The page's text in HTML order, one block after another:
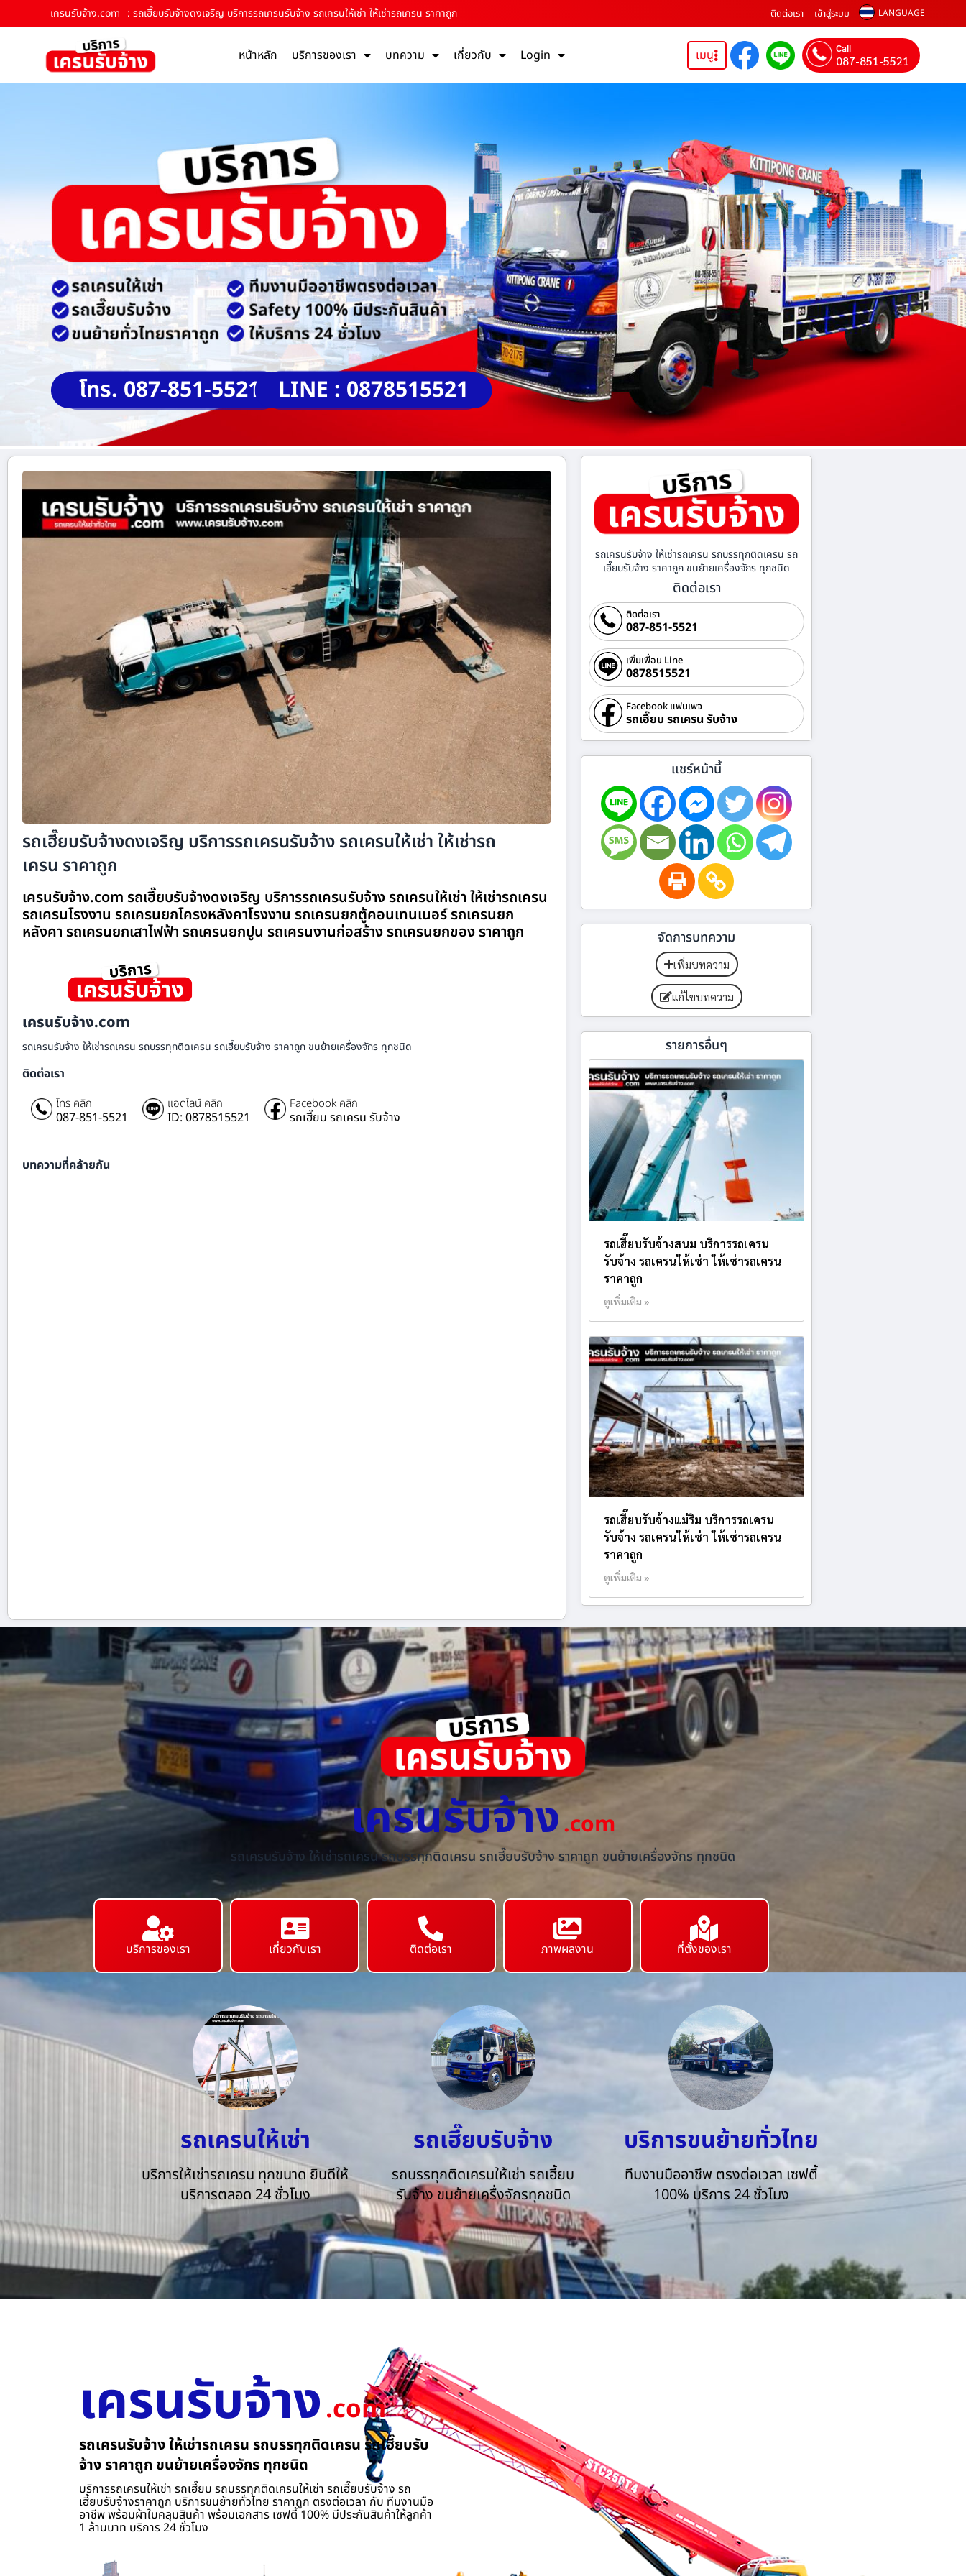
เครนรับจ้าง.com : รถเฮี๊ยบรับจ้างดงเจริญ บริการรถเครนรับจ้าง รถเครนให้เช่า ให้เช่ารถเครน ราคาถูก ติดต่อเรา เข้าสู่ระบบ LANGUAGE
หน้าหลัก บริการของเรา บทความ เกี่ยวกับ Login เมนู Call
087-851-5521
โทร. 087-851-5521 LINE : 0878515521
รถเฮี๊ยบรับจ้างดงเจริญ บริการรถเครนรับจ้าง รถเครนให้เช่า ให้เช่ารถ
เครน ราคาถูก
เครนรับจ้าง.com รถเฮี๊ยบรับจ้างดงเจริญ บริการรถเครนรับจ้าง รถเครนให้เช่า ให้เช่ารถเครน
รถเครนโรงงาน รถเครนยกโครงหลังคาโรงงาน รถเครนยกตู้คอนเทนเนอร์ รถเครนยก
หลังคา รถเครนยกเสาไฟฟ้า รถเครนยกปูน รถเครนงานก่อสร้าง รถเครนยกของ ราคาถูก
เครนรับจ้าง.com
รถเครนรับจ้าง ให้เช่ารถเครน รถบรรทุกติดเครน รถเฮี๊ยบรับจ้าง ราคาถูก ขนย้ายเครื่องจักร ทุกชนิด
ติดต่อเรา
โทร คลิก
087-851-5521
แอดไลน์ คลิก
ID: 0878515521
Facebook คลิก
รถเฮี๊ยบ รถเครน รับจ้าง
บทความที่คล้ายกัน
รถเครนรับจ้าง ให้เช่ารถเครน รถบรรทุกติดเครน รถ
เฮี๊ยบรับจ้าง ราคาถูก ขนย้ายเครื่องจักร ทุกชนิด
ติดต่อเรา
ติดต่อเรา
087-851-5521
เพิ่มเพื่อน Line
0878515521
Facebook แฟนเพจ
รถเฮี๊ยบ รถเครน รับจ้าง
แชร์หน้านี้
จัดการบทความ
เพิ่มบทความ
แก้ไขบทความ
รายการอื่นๆ
รถเฮี๊ยบรับจ้างสนม บริการรถเครน
รับจ้าง รถเครนให้เช่า ให้เช่ารถเครน
ราคาถูก
ดูเพิ่มเติม »
รถเฮี๊ยบรับจ้างแม่ริม บริการรถเครน
รับจ้าง รถเครนให้เช่า ให้เช่ารถเครน
ราคาถูก
ดูเพิ่มเติม »
เครนรับจ้าง.com
รถเครนรับจ้าง ให้เช่ารถเครน รถบรรทุกติดเครน รถเฮี๊ยบรับจ้าง ราคาถูก ขนย้ายเครื่องจักร ทุกชนิด
บริการของเรา เกี่ยวกับเรา ติดต่อเรา ภาพผลงาน ที่ตั้งของเรา
รถเครนให้เช่า
บริการให้เช่ารถเครน ทุกขนาด ยินดีให้
บริการตลอด 24 ชั่วโมง
รถเฮี๊ยบรับจ้าง
รถบรรทุกติดเครนให้เช่า รถเฮี้ยบ
รับจ้าง ขนย้ายเครื่งจักรทุกชนิด
บริการขนย้ายทั่วไทย
ทีมงานมืออาชีพ ตรงต่อเวลา เซฟตี้
100% บริการ 24 ชั่วโมง
เครนรับจ้าง.com
รถเครนรับจ้าง ให้เช่ารถเครน รถบรรทุกติดเครน รถเฮี๊ยบรับ
จ้าง ราคาถูก ขนย้ายเครื่องจักร ทุกชนิด
บริการรถเครนให้เช่า รถเฮี๊ยบ รถบรรทุกติดเครนให้เช่า รถเฮี๊ยบรับจ้าง รถ
เฮี้ยบรับจ้างราคาถูก บริการขนย้ายทั่วไทย ราคาถูก ตรงต่อเวลา กับ ทีมงานมือ
อาชีพ พร้อมผ้าใบคลุมสินค้า พร้อมเอกสาร เซฟตี้ 100% มีประกันสินค้าให้ลูกค้า
1 ล้านบาท บริการ 24 ชั่วโมง